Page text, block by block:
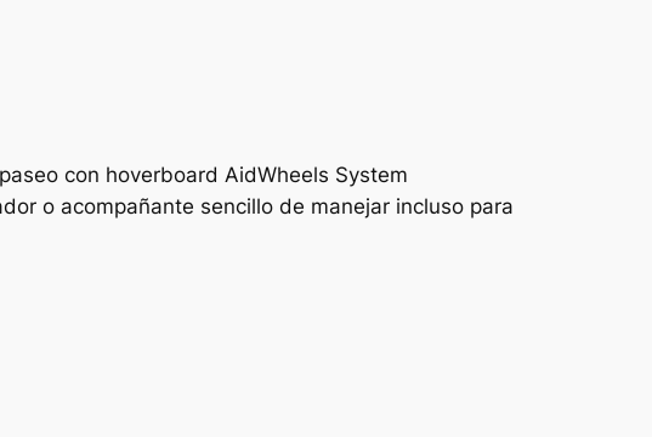
con hoverboard AidWheels System
o acompañante sencillo de manejar incluso para